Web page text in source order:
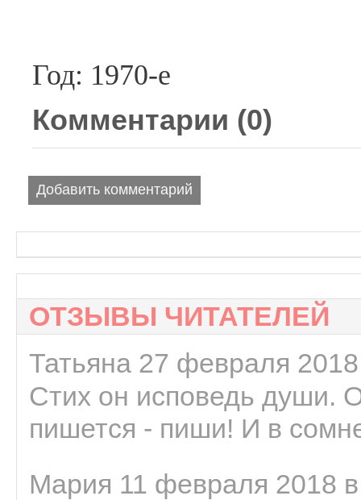
Год: 1970-е
Комментарии (0)
Добавить комментарий
ОТЗЫВЫ ЧИТАТЕЛЕЙ
Татьяна 27 февраля
Стих он исповедь души.
пишется - пиши! И в
Мария 11 февраля 2018